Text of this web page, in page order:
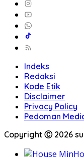
Indeks
Redaksi
Kode Etik
Disclaimer
Privacy Policy
Pedoman
Copyright Ⓒ 2026